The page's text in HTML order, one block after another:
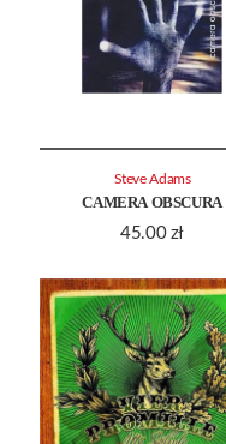
CAMERA OBSCURA
45.00 zł
Steve Adams